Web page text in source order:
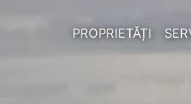
PROPRIETĂȚI